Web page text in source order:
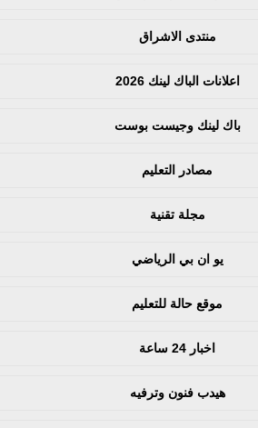
منتدى الاشراق
اعلانات الباك لينك 2026
باك لينك وجيست بوست
مصادر التعليم
مجلة تقنية
يو ان بي الرياضي
موقع حالة للتعليم
اخبار 24 ساعة
هيدب فنون وترفيه